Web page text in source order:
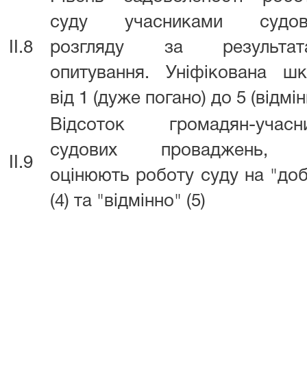
II.8
суду учасниками
розгляду за
опитування. Уніфікована
від 1 (дуже погано) до 5
II.9
Відсоток громадян-
судових проваджень,
оцінюють роботу суду на
(4) та "відмінно" (5)